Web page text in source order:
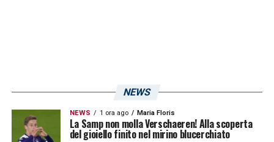
NEWS
NEWS 1 ora ago Maria Floris
La Samp non molla Verschaeren! Alla scoperta
del gioiello finito nel mirino blucerchiato